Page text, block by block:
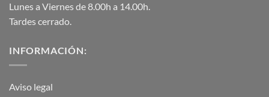
Lunes a Viernes de 8.00h a 14.00h.
Tardes cerrado.
INFORMACIÓN:
Aviso legal